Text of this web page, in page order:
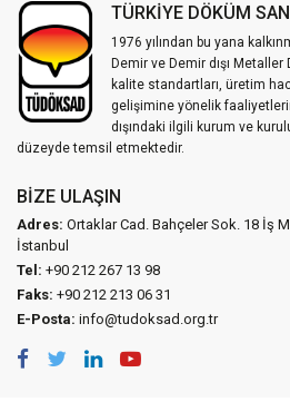
TÜRKİYE DÖKÜM
1976 yılından bu yana
Demir ve Demir dışı
kalite standartları, üretim
gelişimine yönelik
dışındaki ilgili kurum ve
düzeyde temsil etmektedir.
BIZE ULAŞIN
Adres: Ortaklar Cad. Bahçeler Sok. 18 İş
İstanbul
Tel: +90 212 267 13 98
Faks: +90 212 213 06 31
E-Posta: info@tudoksad.org.tr